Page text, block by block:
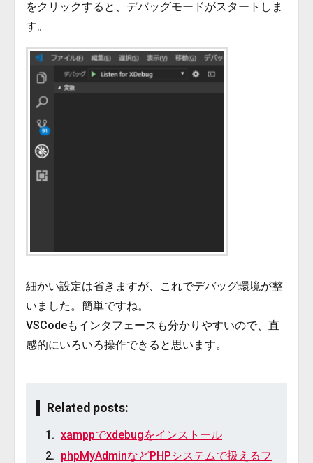
をクリックすると、デバッグモードがスタートしま
す。
細かい設定は省きますが、これでデバッグ環境が整
いました。簡単ですね。
VSCodeもインタフェースも分かりやすいので、直
感的にいろいろ操作できると思います。
Related posts:
xamppでxdebugをインストール
phpMyAdminなどPHPシステムで扱えるフ